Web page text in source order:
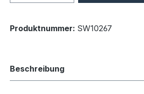
Produktnummer: SW10267
Beschreibung